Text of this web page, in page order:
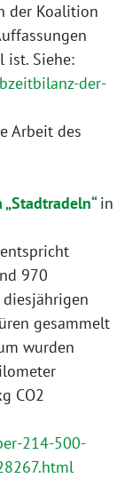
der Koalition
ist. Siehe:
der-
Arbeit des
in
970
gesammelt
wurden
CO2
214-500-